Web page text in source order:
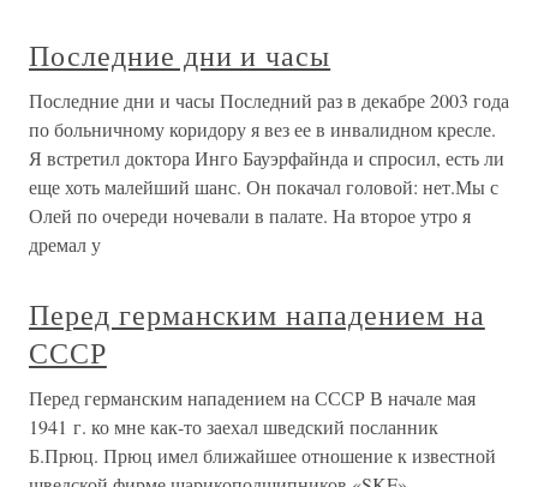
Последние дни и часы
Последние дни и часы Последний раз в декабре 2003 года
по больничному коридору я вез ее в инвалидном кресле.
Я встретил доктора Инго Бауэрфайнда и спросил, есть ли
еще хоть малейший шанс. Он покачал головой: нет.Мы с
Олей по очереди ночевали в палате. На второе утро я
дремал у
Перед германским нападением на
СССР
Перед германским нападением на СССР В начале мая
1941 г. ко мне как-то заехал шведский посланник
Б.Прюц. Прюц имел ближайшее отношение к известной